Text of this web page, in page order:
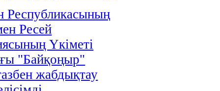
Республикасының
Ресей
Үкіметі
"Байқоңыр"
жабдықтау